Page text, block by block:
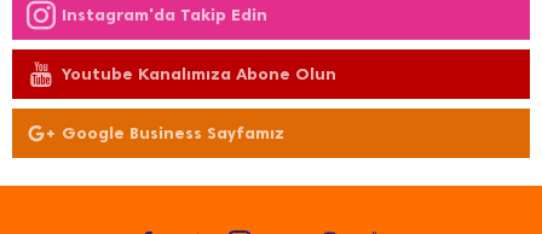
Instagram'da Takip Edin
Youtube Kanalımıza Abone Olun
Google Business Sayfamız